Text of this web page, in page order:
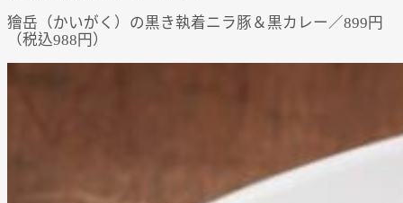
獪岳（かいがく）の黒き執着ニラ豚＆黒カレー／899円
（税込988円）